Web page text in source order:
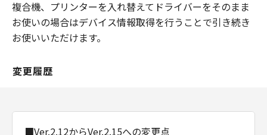
複合機、プリンターを入れ替えてドライバーをそのまま
お使いの場合はデバイス情報取得を行うことで引き続き
お使いいただけます。
変更履歴
■Ver.2.12からVer.2.15への変更点